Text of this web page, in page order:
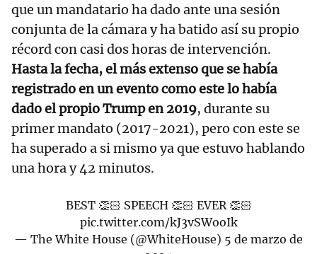
que un mandatario ha dado ante una sesión
conjunta de la cámara y ha batido así su propio
récord con casi dos horas de intervención.
Hasta la fecha, el más extenso que se había
registrado en un evento como este lo había
dado el propio Trump en 2019, durante su
primer mandato (2017-2021), pero con este se
ha superado a si mismo ya que estuvo hablando
una hora y 42 minutos.
BEST 👏🏻 SPEECH 👏🏻 EVER 👏🏻
pic.twitter.com/kJ3vSWooIk
— The White House (@WhiteHouse) 5 de marzo de